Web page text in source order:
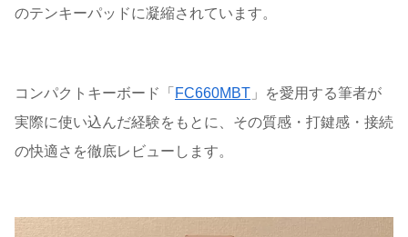
のテンキーパッドに凝縮されています。
コンパクトキーボード「 FC660MBT 」を愛用する筆者が
実際に使い込んだ経験をもとに、その質感・打鍵感・接続
の快適さを徹底レビューします。